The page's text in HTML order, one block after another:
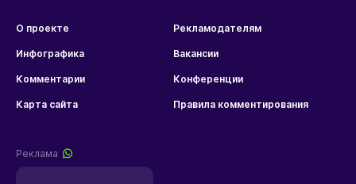
О проекте Рекламодателям
Инфографика Вакансии
Комментарии Конференции
Карта сайта Правила комментирования
Реклама